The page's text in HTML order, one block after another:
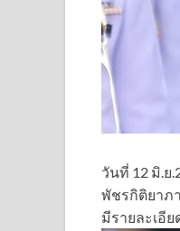
วันที่ 12 มิ.ย
พัชรกิติยาภ
มีรายละเอี